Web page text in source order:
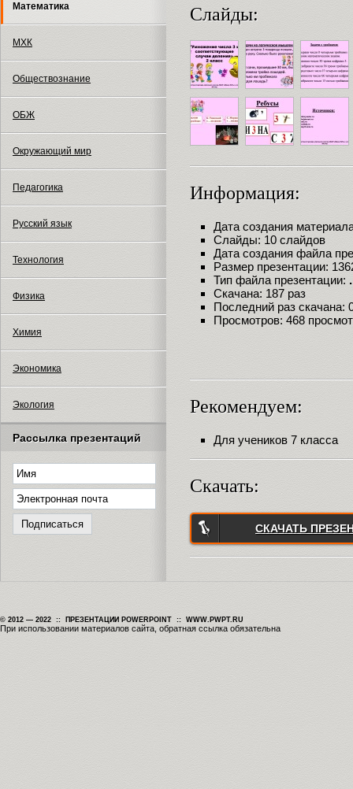
Математика
МХК
Обществознание
ОБЖ
Окружающий мир
Педагогика
Русский язык
Технология
Физика
Химия
Экономика
Экология
Рассылка презентаций
Слайды:
Информация:
Дата создания
Слайды: 10 слайдов
Дата создания файла
Размер презентации:
Тип файла презентации:
Скачана: 187 раз
Последний раз скачана:
Просмотров: 468
Рекомендуем:
Для учеников 7 класса
Скачать:
СКАЧАТЬ
© 2012 — 2022 :: ПРЕЗЕНТАЦИИ POWERPOINT :: WWW.PWPT.RU
При использовании материалов сайта, обратная ссылка обязательна